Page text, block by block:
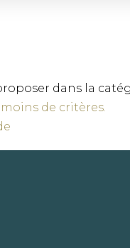
dans la
de critères.